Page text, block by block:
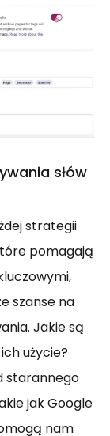
słów
strategii
pomagają
szanse na
Jakie są
użycie?
starannego
jak Google
nam